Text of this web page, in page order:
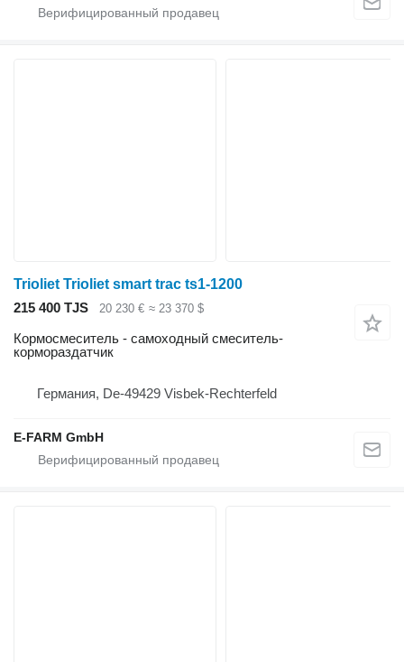
Trioliet Trioliet smart trac ts1-1200
215 400 TJS
20 230 € ≈ 23 370 $
Кормосмеситель - самоходный смеситель-
кормораздатчик
Германия, De-49429 Visbek-Rechterfeld
E-FARM GmbH